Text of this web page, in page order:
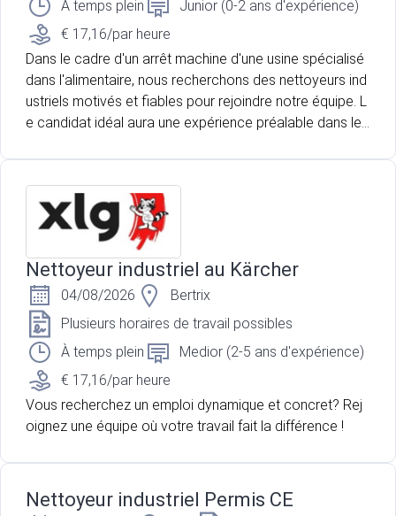
À temps plein
Junior (0-2 ans d'expérience)
€ 17,16/par heure
Dans le cadre d'un arrêt machine d'une usine spécialisé
dans l'alimentaire, nous recherchons des nettoyeurs ind
ustriels motivés et fiables pour rejoindre notre équipe. L
e candidat idéal aura une expérience préalable dans le
nière autonome tout en respectant les normes de sécur
ité.
Nettoyeur industriel au Kärcher
04/08/2026
Bertrix
Plusieurs horaires de travail possibles
À temps plein
Medior (2-5 ans d'expérience)
€ 17,16/par heure
Vous recherchez un emploi dynamique et concret? Rej
oignez une équipe où votre travail fait la différence !
Nettoyeur industriel Permis CE